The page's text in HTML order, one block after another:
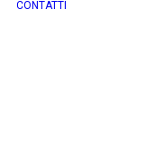
CONTATTI